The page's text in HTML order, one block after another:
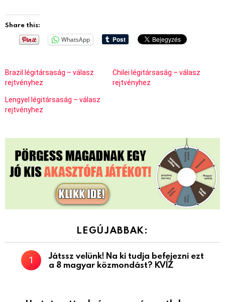
Share this:
WhatsApp
Brazil légitársaság – válasz
rejtvényhez
Chilei légitársaság – válasz
rejtvényhez
Lengyel légitársaság – válasz
rejtvényhez
LEGÚJABBAK:
Játssz velünk! Na ki tudja befejezni ezt
a 8 magyar közmondást? KVÍZ